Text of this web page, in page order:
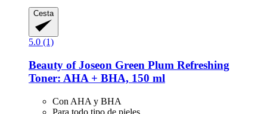
Cesta
5.0 (1)
Beauty of Joseon Green Plum Refreshing
Toner: AHA + BHA, 150 ml
Con AHA y BHA
Para todo tipo de pieles